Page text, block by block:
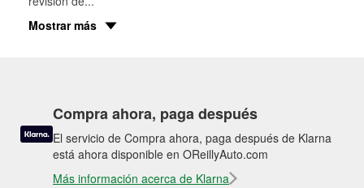
Mostrar más
Compra ahora, paga después
El servicio de Compra ahora, paga después de Klarna
está ahora disponible en OReillyAuto.com
Más información acerca de Klarna